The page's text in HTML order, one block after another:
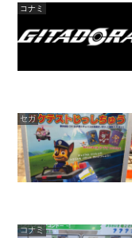
コナミ
セガ
コナミ